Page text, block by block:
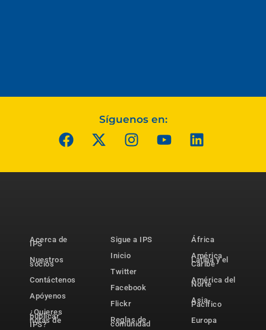
Síguenos en:
Acerca de
IPS
Nuestros
socios
Contáctenos
Apóyenos
¿Quieres
publicar
notas de
IPS?
Sigue a IPS
Inicio
Twitter
Facebook
Flickr
Reglas de
comunidad
África
América
Latina y el
Caribe
América del
Norte
Asia-
Pacífico
Europa